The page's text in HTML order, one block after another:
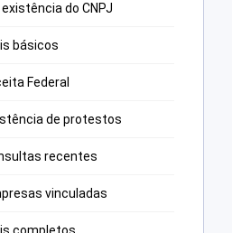
do CNPJ
básicos
Federal
de protestos
recentes
vinculadas